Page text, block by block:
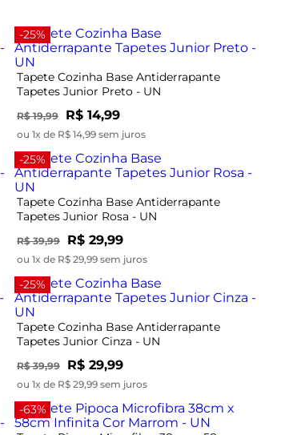
-25%
Tapete Cozinha Base Antiderrapante
Tapetes Junior Preto - UN
R$ 19,99 R$ 14,99
ou 1x de R$ 14,99 sem juros
-25%
Tapete Cozinha Base Antiderrapante
Tapetes Junior Rosa - UN
R$ 39,99 R$ 29,99
ou 1x de R$ 29,99 sem juros
-25%
Tapete Cozinha Base Antiderrapante
Tapetes Junior Cinza - UN
R$ 39,99 R$ 29,99
ou 1x de R$ 29,99 sem juros
-63%